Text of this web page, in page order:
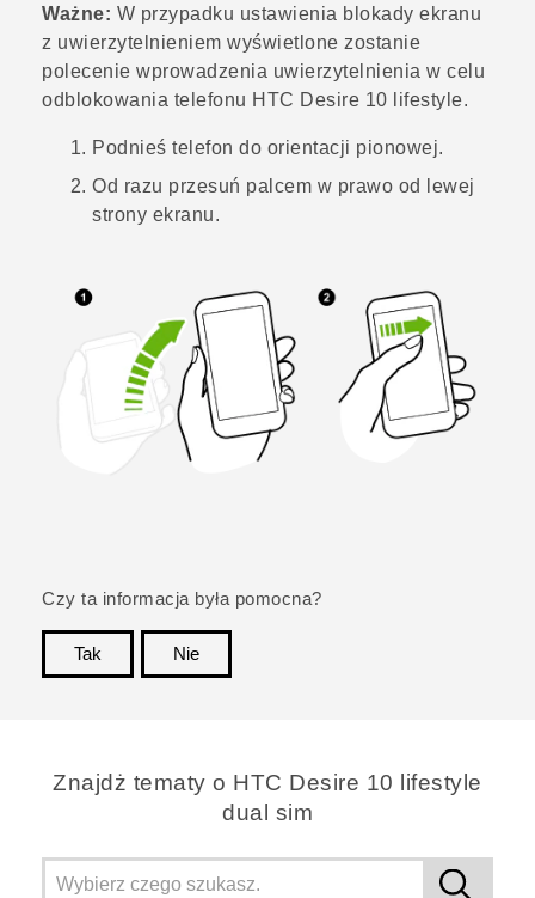
Ważne: W przypadku ustawienia blokady ekranu
z uwierzytelnieniem wyświetlone zostanie
polecenie wprowadzenia uwierzytelnienia w celu
odblokowania telefonu HTC Desire 10 lifestyle.
Podnieś telefon do orientacji pionowej.
Od razu przesuń palcem w prawo od lewej
strony ekranu.
Czy ta informacja była pomocna?
Tak
Nie
Znajdż tematy o HTC Desire 10 lifestyle
dual sim